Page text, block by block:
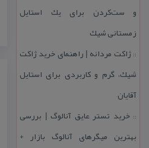
و ست‌كردن برای یك استایل
زمستانی شیك
::ژاكت مردانه | راهنمای خرید ژاكت
شیك، گرم و كاربردی برای استایل
آقایان
::خرید تستر عایق آنالوگ | بررسی
بهترین میگرهای آنالوگ بازار +